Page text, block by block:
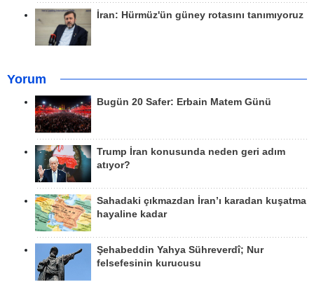
İran: Hürmüz'ün güney rotasını tanımıyoruz
Yorum
Bugün 20 Safer: Erbain Matem Günü
Trump İran konusunda neden geri adım
atıyor?
Sahadaki çıkmazdan İran’ı karadan kuşatma
hayaline kadar
Şehabeddin Yahya Sühreverdî; Nur
felsefesinin kurucusu